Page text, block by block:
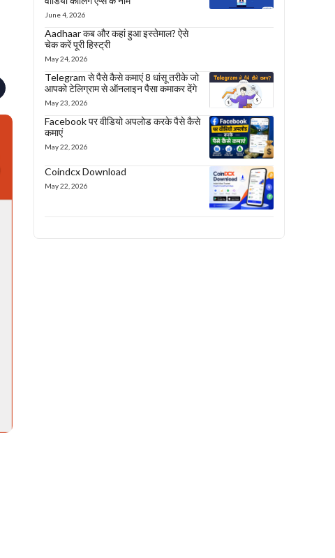
June 4, 2026
Aadhaar कब और कहां हुआ इस्तेमाल? ऐसे
चेक करें पूरी हिस्ट्री
May 24, 2026
Telegram से पैसे कैसे कमाएं 8 धांसू तरीके जो
आपको टेलिग्राम से ऑनलाइन पैसा कमाकर देंगे
May 23, 2026
Facebook पर वीडियो अपलोड करके पैसे कैसे
कमाएं
May 22, 2026
Coindcx Download
May 22, 2026